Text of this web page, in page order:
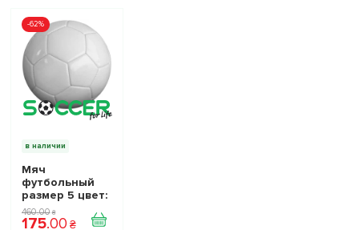
-62%
в наличии
Мяч
футбольный
размер 5 цвет:
белый
460.00 ₴
175.00 ₴